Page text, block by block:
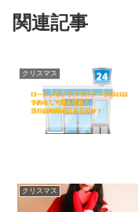
関連記事
クリスマス
クリスマス